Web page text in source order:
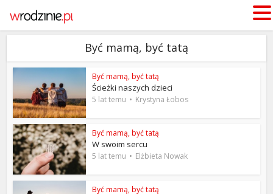
Być mamą, być tatą
Być mamą, być tatą
Ścieżki naszych dzieci
5 lat temu Krystyna Łobos
Być mamą, być tatą
W swoim sercu
5 lat temu Elżbieta Nowak
Być mamą, być tatą